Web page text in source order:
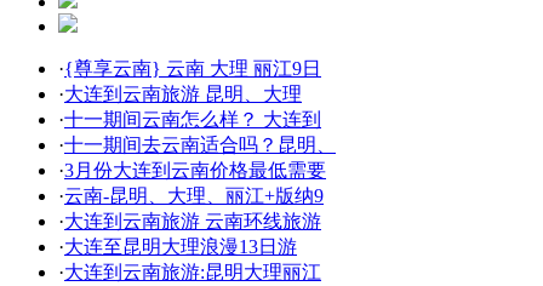
·{尊享云南} 云南 大理 丽江9日
·大连到云南旅游 昆明、大理
·十一期间云南怎么样？ 大连到
·十一期间去云南适合吗？昆明、
·3月份大连到云南价格最低需要
·云南-昆明、大理、丽江+版纳9
·大连到云南旅游 云南环线旅游
·大连至昆明大理浪漫13日游
·大连到云南旅游:昆明大理丽江